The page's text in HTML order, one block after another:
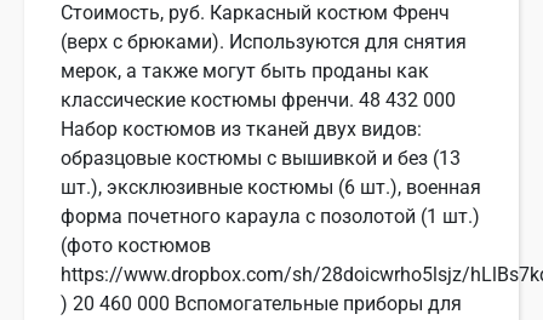
Стоимость, руб. Каркасный костюм Френч
(верх с брюками). Используются для снятия
мерок, а также могут быть проданы как
классические костюмы френчи. 48 432 000
Набор костюмов из тканей двух видов:
образцовые костюмы с вышивкой и без (13
шт.), эксклюзивные костюмы (6 шт.), военная
форма почетного караула с позолотой (1 шт.)
(фото костюмов
https://www.dropbox.com/sh/28doicwrho5lsjz/
) 20 460 000 Вспомогательные приборы для